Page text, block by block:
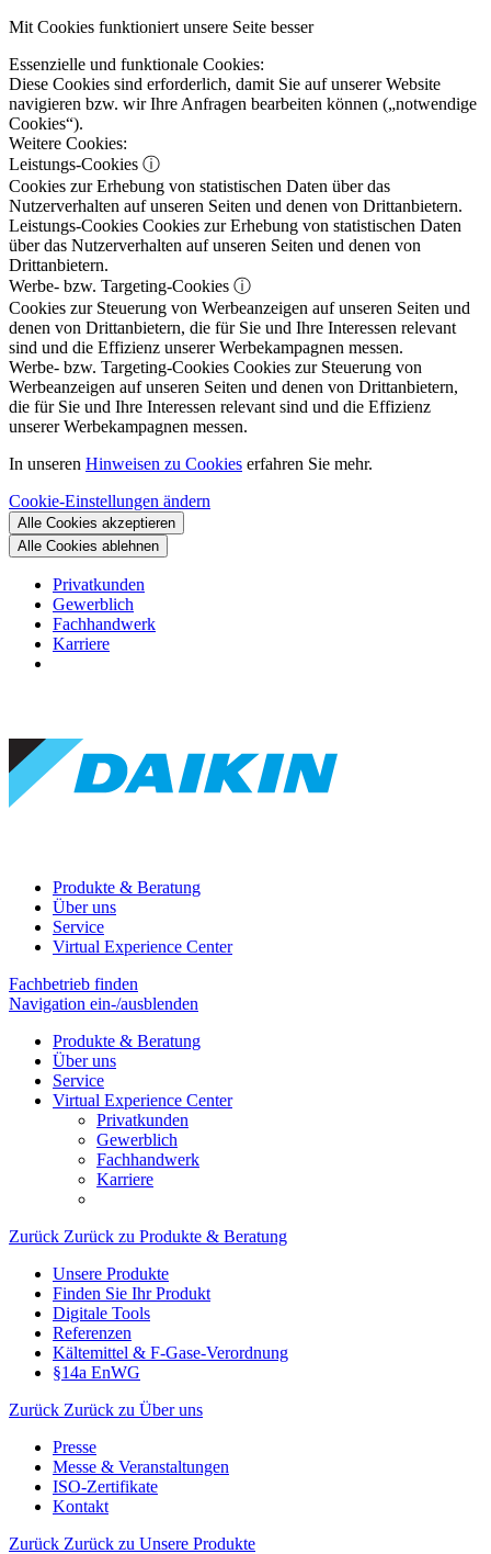
Mit Cookies funktioniert unsere Seite besser
Essenzielle und funktionale Cookies:
Diese Cookies sind erforderlich, damit Sie auf unserer Website
navigieren bzw. wir Ihre Anfragen bearbeiten können („notwendige
Cookies“).
Weitere Cookies:
Leistungs-Cookies ⓘ
Cookies zur Erhebung von statistischen Daten über das
Nutzerverhalten auf unseren Seiten und denen von Drittanbietern.
Leistungs-Cookies Cookies zur Erhebung von statistischen Daten
über das Nutzerverhalten auf unseren Seiten und denen von
Drittanbietern.
Werbe- bzw. Targeting-Cookies ⓘ
Cookies zur Steuerung von Werbeanzeigen auf unseren Seiten und
denen von Drittanbietern, die für Sie und Ihre Interessen relevant
sind und die Effizienz unserer Werbekampagnen messen.
Werbe- bzw. Targeting-Cookies Cookies zur Steuerung von
Werbeanzeigen auf unseren Seiten und denen von Drittanbietern,
die für Sie und Ihre Interessen relevant sind und die Effizienz
unserer Werbekampagnen messen.
In unseren Hinweisen zu Cookies erfahren Sie mehr.
Cookie-Einstellungen ändern
Alle Cookies akzeptieren
Alle Cookies ablehnen
Privatkunden
Gewerblich
Fachhandwerk
Karriere
Produkte & Beratung
Über uns
Service
Virtual Experience Center
Fachbetrieb finden
Navigation ein-/ausblenden
Produkte & Beratung
Über uns
Service
Virtual Experience Center
Privatkunden
Gewerblich
Fachhandwerk
Karriere
Zurück Zurück zu Produkte & Beratung
Unsere Produkte
Finden Sie Ihr Produkt
Digitale Tools
Referenzen
Kältemittel & F-Gase-Verordnung
§14a EnWG
Zurück Zurück zu Über uns
Presse
Messe & Veranstaltungen
ISO-Zertifikate
Kontakt
Zurück Zurück zu Unsere Produkte